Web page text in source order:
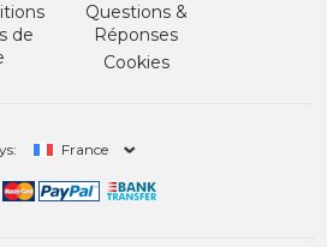
de
Questions &
Réponses
Cookies
France